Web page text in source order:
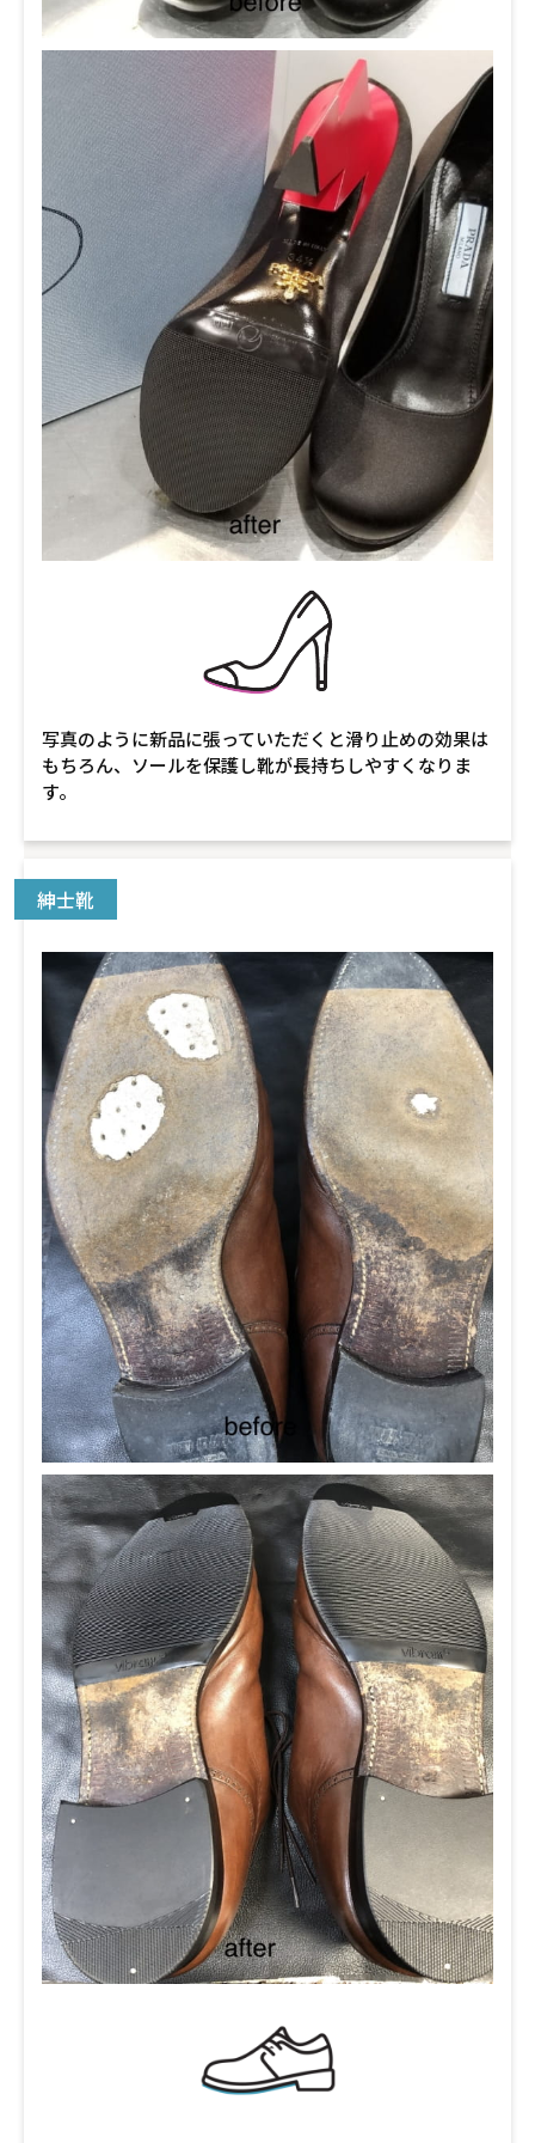
写真のように新品に張っていただくと滑り止めの効果は
もちろん、ソールを保護し靴が長持ちしやすくなりま
す。
紳士靴